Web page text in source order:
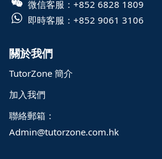
微信客服： +852 6828 1809
即時客服： +852 9061 3106
關於我們
TutorZone 簡介
加入我們
聯絡郵箱：
Admin@tutorzone.com.hk